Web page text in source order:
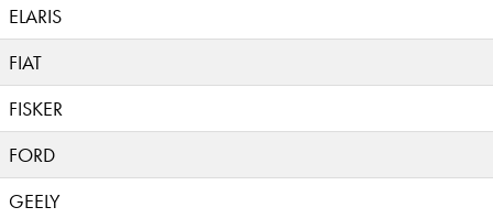
ELARIS
FIAT
FISKER
FORD
GEELY